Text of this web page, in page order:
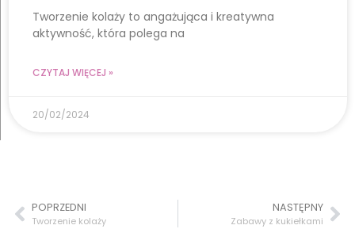
Tworzenie kolaży to angażująca i kreatywna
aktywność, która polega na
CZYTAJ WIĘCEJ »
20/02/2024
POPRZEDNI
Tworzenie kolaży
NASTĘPNY
Zabawy z kukiełkami